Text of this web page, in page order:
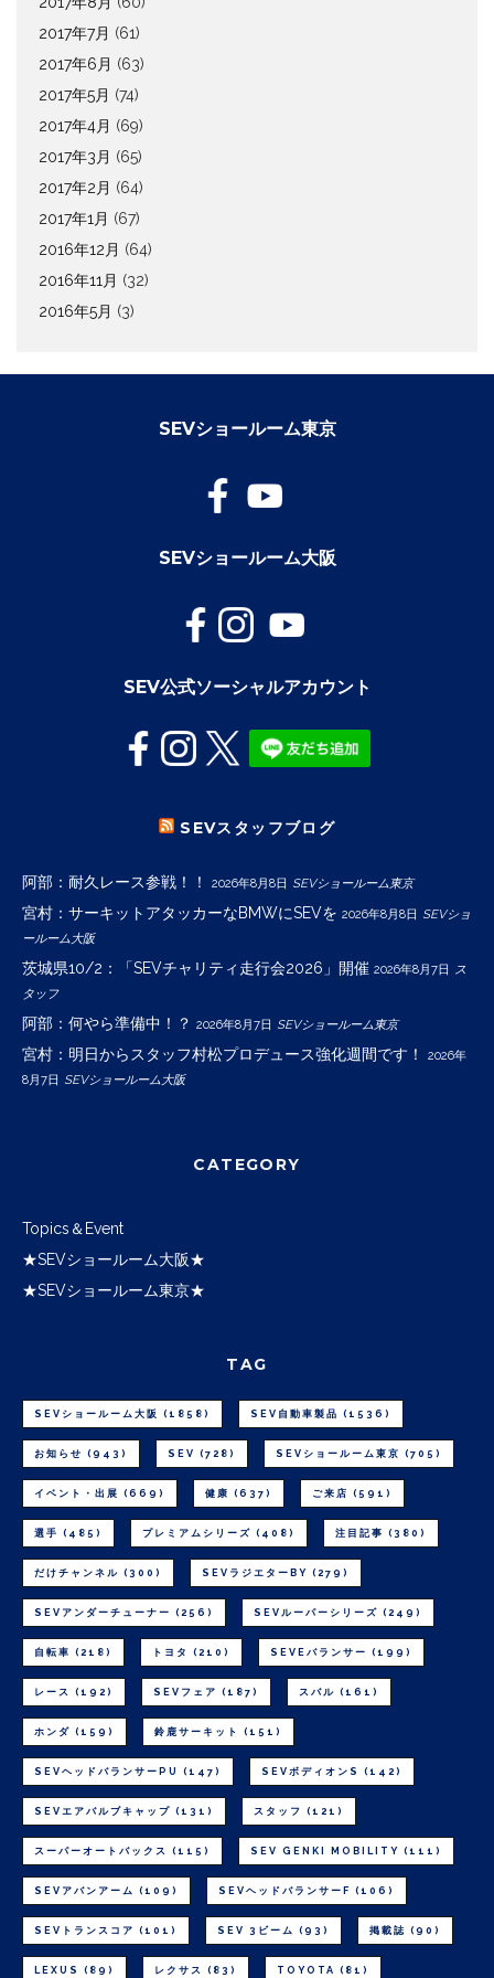
2017年7月 (61)
2017年6月 (63)
2017年5月 (74)
2017年4月 (69)
2017年3月 (65)
2017年2月 (64)
2017年1月 (67)
2016年12月 (64)
2016年11月 (32)
2016年5月 (3)
SEVショールーム東京
SEVショールーム大阪
SEV公式ソーシャルアカウント
SEVスタッフブログ
阿部：耐久レース参戦！！ 2026年8月8日 SEVショールーム東京
宮村：サーキットアタッカーなBMWにSEVを 2026年8月8日 SEVショ
ールーム大阪
茨城県10/2：「SEVチャリティ走行会2026」開催 2026年8月7日
ス
タッフ
阿部：何やら準備中！？ 2026年8月7日 SEVショールーム東京
宮村：明日からスタッフ村松プロデュース強化週間です！
2026年
8月7日 SEVショールーム大阪
CATEGORY
Topics＆Event
★SEVショールーム大阪★
★SEVショールーム東京★
TAG
SEVショールーム大阪 (1858) SEV自動車製品 (1536)
お知らせ (943) SEV (728) SEVショールーム東京 (705)
イベント・出展 (669) 健康 (637) ご来店 (591)
選手 (485) プレミアムシリーズ (408) 注目記事 (380)
だけチャンネル (300) SEVラジエターBY (279)
SEVアンダーチューナー (256) SEVルーパーシリーズ (249)
自転車 (218) トヨタ (210) SEVEバランサー (199)
レース (192) SEVフェア (187) スバル (161)
ホンダ (159) 鈴鹿サーキット (151)
SEVヘッドバランサーPU (147) SEVボディオンS (142)
SEVエアバルブキャップ (131) スタッフ (121)
スーパーオートバックス (115) SEV GENKI MOBILITY (111)
SEVアバンアーム (109) SEVヘッドバランサーF (106)
SEVトランスコア (101) SEV 3ビーム (93) 掲載誌 (90)
LEXUS (89) レクサス (83) TOYOTA (81)